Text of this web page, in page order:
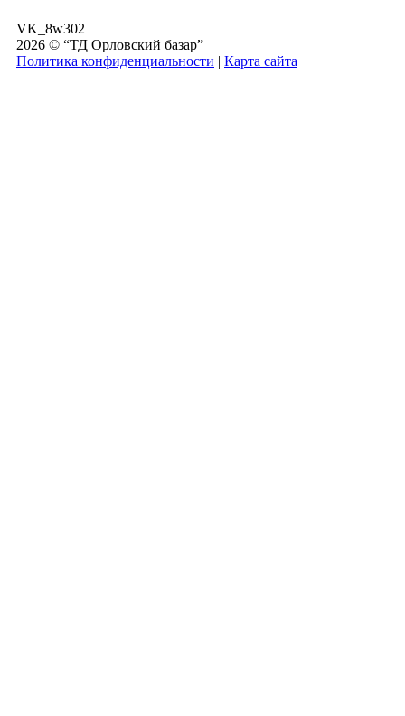
VK_8w302
2026 © “ТД Орловский базар”
Политика конфиденциальности | Карта сайта